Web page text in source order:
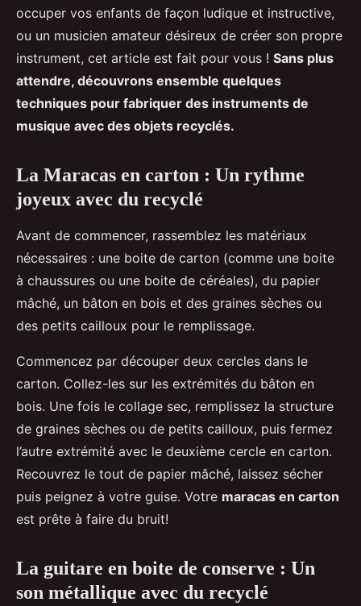
occuper vos enfants de façon ludique et instructive,
ou un musicien amateur désireux de créer son propre
instrument, cet article est fait pour vous ! Sans plus
attendre, découvrons ensemble quelques
techniques pour fabriquer des instruments de
musique avec des objets recyclés.
La Maracas en carton : Un rythme
joyeux avec du recyclé
Avant de commencer, rassemblez les matériaux
nécessaires : une boite de carton (comme une boite
à chaussures ou une boite de céréales), du papier
mâché, un bâton en bois et des graines sèches ou
des petits cailloux pour le remplissage.
Commencez par découper deux cercles dans le
carton. Collez-les sur les extrémités du bâton en
bois. Une fois le collage sec, remplissez la structure
de graines sèches ou de petits cailloux, puis fermez
l’autre extrémité avec le deuxième cercle en carton.
Recouvrez le tout de papier mâché, laissez sécher
puis peignez à votre guise. Votre maracas en carton
est prête à faire du bruit!
La guitare en boite de conserve : Un
son métallique avec du recyclé